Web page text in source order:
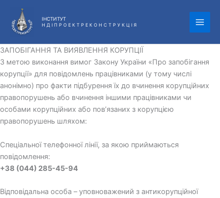
вмісту
ІНСТИТУТ
Н Д І П Р О Е К Т Р Е К О Н С Т Р У К Ц І Я
ЗАПОБІГАННЯ ТА ВИЯВЛЕННЯ КОРУПЦІЇ
З метою виконання вимог Закону України «Про запобігання
корупції» для повідомлень працівниками (у тому числі
анонімно) про факти підбурення їх до вчинення корупційних
правопорушень або вчинення іншими працівниками чи
особами корупційних або пов’язаних з корупцією
правопорушень шляхом:
Спеціальної телефонної лінії, за якою приймаються
повідомлення:
+38 (044) 285-45-94
Відповідальна особа – уповноважений з антикорупційної